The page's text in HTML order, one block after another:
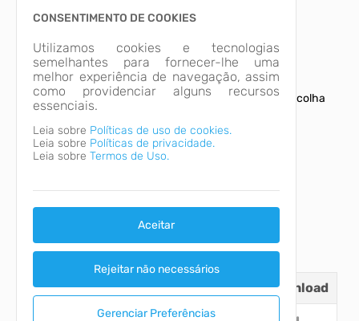
SECRETARIA MUNICIPAL DE EDUCAÇÃO E CULTURA
DEPTO. DE CULTURA
Consulte aqui os arquivos e informações relativas a escolha
da Senhorita Cedrense.
Tipo Nome Download
CONSENTIMENTO DE COOKIES
Utilizamos cookies e tecnologias
semelhantes para fornecer-lhe uma
melhor experiência de navegação, assim
como providenciar alguns recursos
essenciais.
Leia sobre Políticas de uso de cookies.
Leia sobre Políticas de privacidade.
Leia sobre Termos de Uso.
Aceitar
Rejeitar não necessários
Gerenciar Preferências